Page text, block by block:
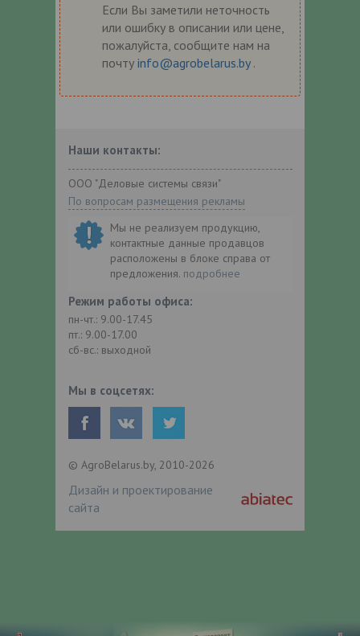
Если Вы заметили неточность
или ошибку в описании или цене,
пожалуйста, сообщите нам на
почту info@agrobelarus.by .
Наши контакты:
ООО "Деловые системы связи"
По вопросам размещения рекламы
Мы не реализуем продукцию,
контактные данные продавцов
расположены в блоке справа от
предложения. подробнее
Режим работы офиса:
пн-чт.: 9.00-17.45
пт.: 9.00-17.00
сб-вс.: выходной
Мы в соцсетях:
© AgroBelarus.by, 2010-2026
Дизайн и проектирование
сайта